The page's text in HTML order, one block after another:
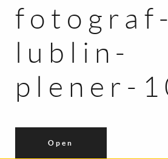
Kontakt
Strefa Klienta
fotograf-
lublin-
plener-
Open